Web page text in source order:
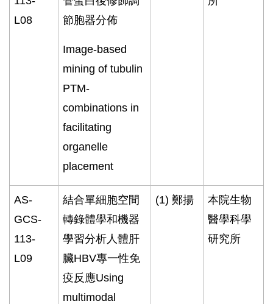
L08
節胞器分佈
Image-based
mining of tubulin
PTM-
combinations in
facilitating
organelle
placement
AS-
GCS-
113-
L09
結合單細胞空間
轉錄體學和機器
學習分析人體肝
臟HBV專一性免
疫反應Using
multimodal
(1)鄭揚
本院生物
醫學科學
研究所